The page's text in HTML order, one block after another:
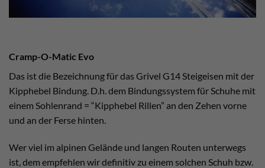
Cramp-O-Matic Evo
Das ist die Bezeichnung für das Grivel G14 Steigeisen mit der
Kipphebel Bindung. D.h. dem Bindungssystem für Schuhe mit
einem Sohlenrand = “Kipphebel Rillen” an den Zehen vorne
und an der Ferse hinten.
Wer viel im alpinen Gelände und langen Routen unterwegs
ist, dem empfehlen wir definitiv zu einem solchen Schuh bzw.